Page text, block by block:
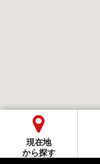
現在地
から探す